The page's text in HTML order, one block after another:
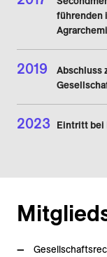
führenden
2019
Abschluss
2023 Eintritt bei